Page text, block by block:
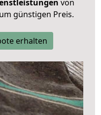
von
günstigen Preis.
erhalten